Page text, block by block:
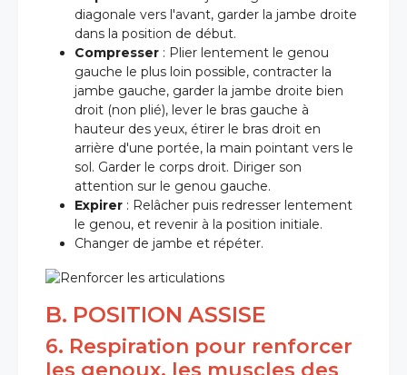
diagonale vers l'avant, garder la jambe droite
dans la position de début.
Compresser : Plier lentement le genou
gauche le plus loin possible, contracter la
jambe gauche, garder la jambe droite bien
droit (non plié), lever le bras gauche à
hauteur des yeux, étirer le bras droit en
arrière d'une portée, la main pointant vers le
sol. Garder le corps droit. Diriger son
attention sur le genou gauche.
Expirer : Relâcher puis redresser lentement
le genou, et revenir à la position initiale.
Changer de jambe et répéter.
B. POSITION ASSISE
6. Respiration pour renforcer